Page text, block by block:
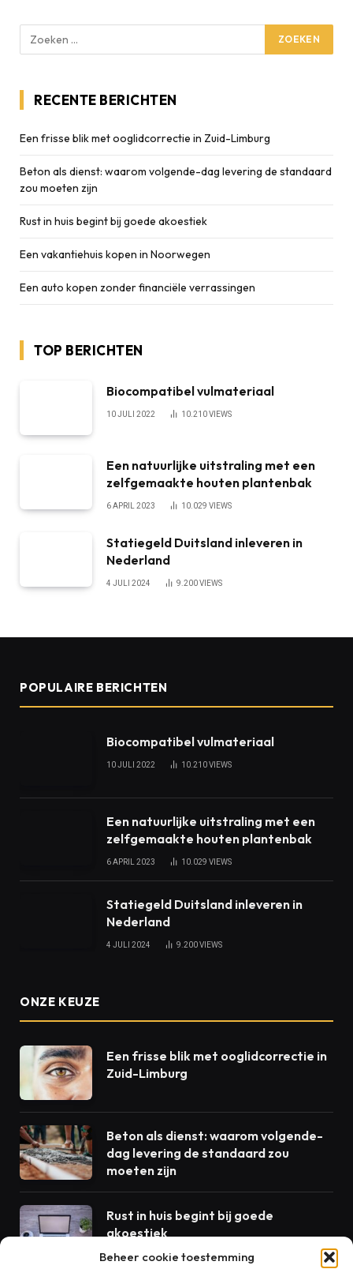
Beheer cookie toestemming
RECENTE BERICHTEN
Een frisse blik met ooglidcorrectie in Zuid-Limburg
Beton als dienst: waarom volgende-dag levering de standaard
zou moeten zijn
Rust in huis begint bij goede akoestiek
Een vakantiehuis kopen in Noorwegen
Een auto kopen zonder financiële verrassingen
TOP BERICHTEN
Biocompatibel vulmateriaal
10 JULI 2022 10.210VIEWS
Een natuurlijke uitstraling met een
zelfgemaakte houten plantenbak
6 APRIL 2023 10.029 VIEWS
Statiegeld Duitsland inleveren in
Nederland
4 JULI 2024 9.200VIEWS
POPULAIRE BERICHTEN
Biocompatibel vulmateriaal
10 JULI 2022 10.210VIEWS
Een natuurlijke uitstraling met een
zelfgemaakte houten plantenbak
6 APRIL 2023 10.029 VIEWS
Statiegeld Duitsland inleveren in
Nederland
4 JULI 2024 9.200VIEWS
ONZE KEUZE
Een frisse blik met ooglidcorrectie in
Zuid-Limburg
Beton als dienst: waarom volgende-
dag levering de standaard zou
moeten zijn
Rust in huis begint bij goede
akoestiek